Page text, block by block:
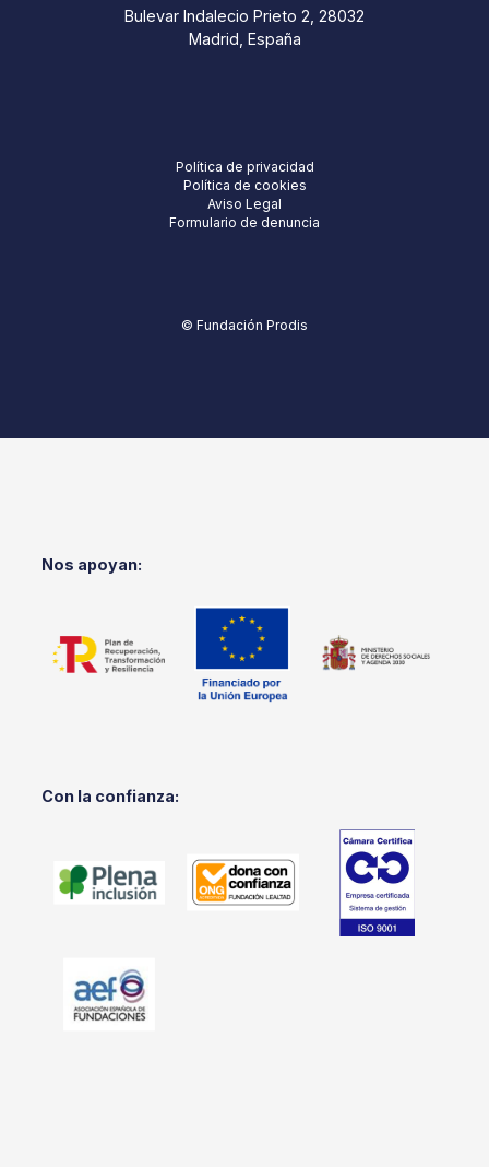
Bulevar Indalecio Prieto 2, 28032
Madrid, España
Política de privacidad
Política de cookies
Aviso Legal
Formulario de denuncia
© Fundación Prodis
Nos apoyan:
Con la confianza: